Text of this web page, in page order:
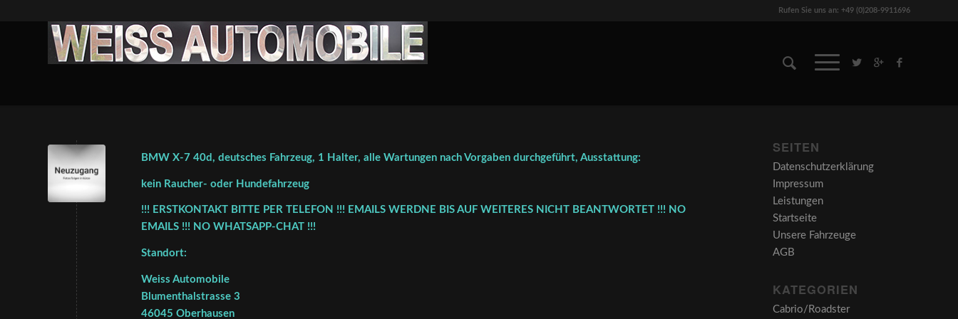
Rufen Sie uns an: +49 (0)208-9911696
BMW X-7 40d, deutsches Fahrzeug, 1 Halter, alle Wartungen nach Vorgaben durchgeführt, Ausstattung:
kein Raucher- oder Hundefahrzeug
!!! ERSTKONTAKT BITTE PER TELEFON !!! EMAILS WERDNE BIS AUF WEITERES NICHT BEANTWORTET !!! NO
EMAILS !!! NO WHATSAPP-CHAT !!!
Standort:
Weiss Automobile
Blumenthalstrasse 3
46045 Oberhausen
SEITEN
Datenschutzerklärung
Impressum
Leistungen
Startseite
Unsere Fahrzeuge
AGB
KATEGORIEN
Cabrio/Roadster